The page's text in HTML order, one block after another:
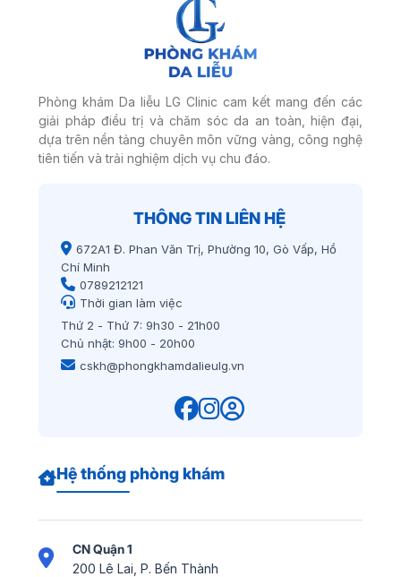
Phòng khám Da liễu LG Clinic cam kết mang đến các
giải pháp điều trị và chăm sóc da an toàn, hiện đại,
dựa trên nền tảng chuyên môn vững vàng, công nghệ
tiên tiến và trải nghiệm dịch vụ chu đáo.
THÔNG TIN LIÊN HỆ
672A1 Đ. Phan Văn Trị, Phường 10, Gò Vấp, Hồ
Chí Minh
0789212121
Thời gian làm việc
Thứ 2 - Thứ 7: 9h30 - 21h00
Chủ nhật: 9h00 - 20h00
cskh@phongkhamdalieulg.vn
Hệ thống phòng khám
CN Quận 1
200 Lê Lai, P. Bến Thành